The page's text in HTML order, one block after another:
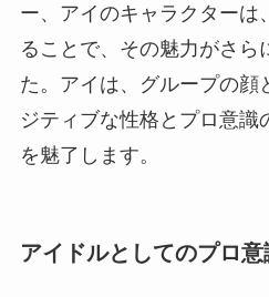
ー、アイのキャラクターは
ることで、その魅力がさら
た。アイは、グループの顔
ジティブな性格とプロ意識
を魅了します。
アイドルとしてのプロ意